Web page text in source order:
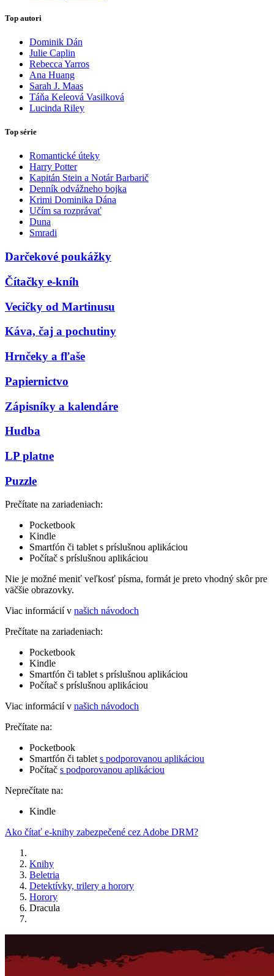
Top autori
Dominik Dán
Julie Caplin
Rebecca Yarros
Ana Huang
Sarah J. Maas
Táňa Keleová Vasilková
Lucinda Riley
Top série
Romantické úteky
Harry Potter
Kapitán Stein a Notár Barbarič
Denník odvážneho bojka
Krimi Dominika Dána
Učím sa rozprávať
Duna
Smradi
Darčekové poukážky
Čítačky e-kníh
Vecičky od Martinusu
Káva, čaj a pochutiny
Hrnčeky a fľaše
Papiernictvo
Zápisníky a kalendáre
Hudba
LP platne
Puzzle
Prečítate na zariadeniach:
Pocketbook
Kindle
Smartfón či tablet s príslušnou aplikáciou
Počítač s príslušnou aplikáciou
Nie je možné meniť veľkosť písma, formát je preto vhodný skôr pre
väčšie obrazovky.
Viac informácií v našich návodoch
Prečítate na zariadeniach:
Pocketbook
Kindle
Smartfón či tablet s príslušnou aplikáciou
Počítač s príslušnou aplikáciou
Viac informácií v našich návodoch
Prečítate na:
Pocketbook
Smartfón či tablet s podporovanou aplikáciou
Počítač s podporovanou aplikáciou
Neprečítate na:
Kindle
Ako čítať e-knihy zabezpečené cez Adobe DRM?
Knihy
Beletria
Detektívky, trilery a horory
Horory
Dracula